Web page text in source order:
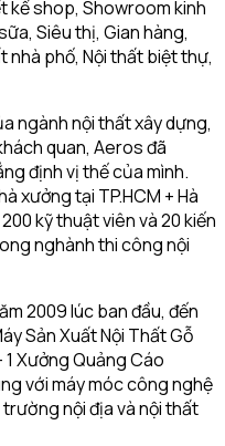
kế shop, Showroom kinh
Siêu thị, Gian hàng,
nhà phố, Nội thất biệt thự,
ngành nội thất xây dựng,
quan, Aeros đã
định vị thế của mình.
xưởng tại TP.HCM + Hà
kỹ thuật viên và 20 kiến
nghành thi công nội
2009 lúc ban đầu, đến
Sản Xuất Nội Thất Gỗ
1 Xưởng Quảng Cáo
với máy móc công nghệ
nội địa và nội thất